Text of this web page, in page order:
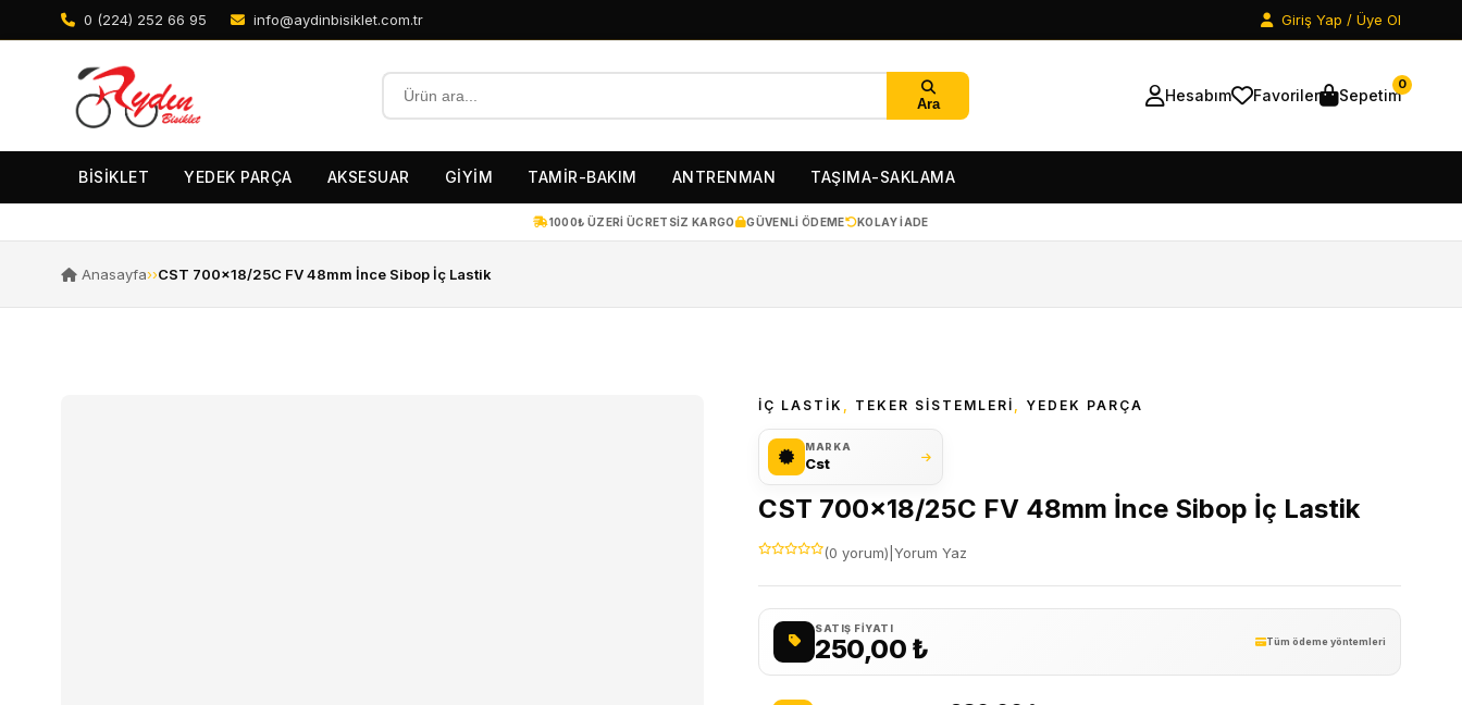
0 (224) 252 66 95 info@aydinbisiklet.com.tr Giriş Yap / Üye Ol
Ara Hesabım Favoriler Sepetim
0
BİSİKLET YEDEK PARÇA AKSESUAR GİYİM TAMİR-BAKIM ANTRENMAN TAŞIMA-SAKLAMA
1000₺ ÜZERI ÜCRETSIZ KARGO GÜVENLI ÖDEME KOLAY IADE
Anasayfa››CST 700×18/25C FV 48mm İnce Sibop İç Lastik
İÇ LASTIK TEKER SISTEMLERI YEDEK PARÇA
MARKA
Cst
CST 700×18/25C FV 48mm İnce Sibop İç Lastik
(0 yorum) Yorum Yaz
SATIŞ FIYATI
250,00 ₺ Tüm ödeme yöntemleri